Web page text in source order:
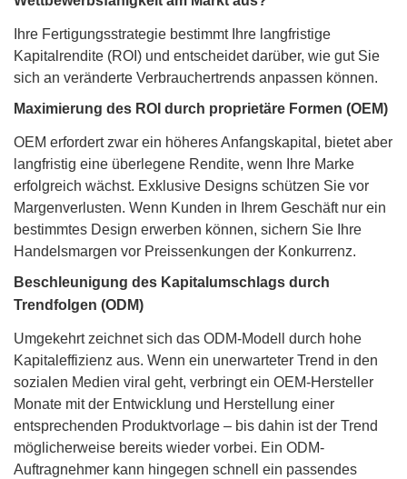
Ihre Fertigungsstrategie bestimmt Ihre langfristige
Kapitalrendite (ROI) und entscheidet darüber, wie gut Sie
sich an veränderte Verbrauchertrends anpassen können.
Maximierung des ROI durch proprietäre Formen (OEM)
OEM erfordert zwar ein höheres Anfangskapital, bietet aber
langfristig eine überlegene Rendite, wenn Ihre Marke
erfolgreich wächst. Exklusive Designs schützen Sie vor
Margenverlusten. Wenn Kunden in Ihrem Geschäft nur ein
bestimmtes Design erwerben können, sichern Sie Ihre
Handelsmargen vor Preissenkungen der Konkurrenz.
Beschleunigung des Kapitalumschlags durch
Trendfolgen (ODM)
Umgekehrt zeichnet sich das ODM-Modell durch hohe
Kapitaleffizienz aus. Wenn ein unerwarteter Trend in den
sozialen Medien viral geht, verbringt ein OEM-Hersteller
Monate mit der Entwicklung und Herstellung einer
entsprechenden Produktvorlage – bis dahin ist der Trend
möglicherweise bereits wieder vorbei. Ein ODM-
Auftragnehmer kann hingegen schnell ein passendes